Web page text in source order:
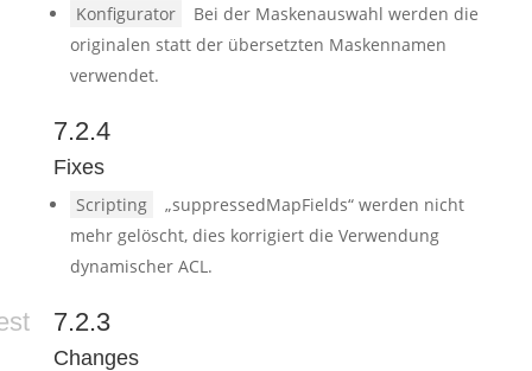
Konfigurator
Bei der Maskenauswahl werden die
originalen statt der übersetzten Maskennamen
verwendet.
7.2.4
Fixes
Scripting
„suppressedMapFields“ werden nicht
mehr gelöscht, dies korrigiert die Verwendung
dynamischer ACL.
7.2.3
Changes